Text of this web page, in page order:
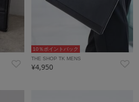
10％ポイントバック
THE SHOP TK MENS
¥4,950